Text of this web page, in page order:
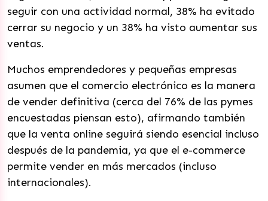
seguir con una actividad normal, 38% ha evitado
cerrar su negocio y un 38% ha visto aumentar sus
ventas.
Muchos emprendedores y pequeñas empresas
asumen que el comercio electrónico es la manera
de vender definitiva (cerca del 76% de las pymes
encuestadas piensan esto), afirmando también
que la venta online seguirá siendo esencial incluso
después de la pandemia, ya que el e-commerce
permite vender en más mercados (incluso
internacionales).